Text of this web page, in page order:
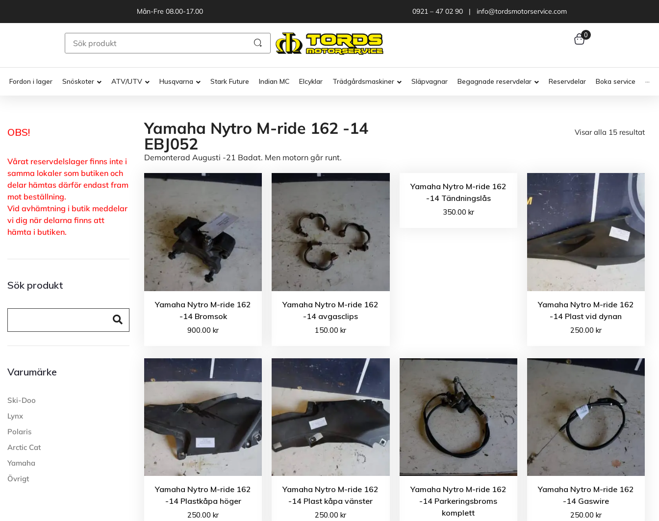
Mån-Fre 08.00-17.00 0921 – 47 02 90 | info@tordsmotorservice.com
0
Fordon i lager Snöskoter ATV/UTV Husqvarna Stark Future Indian MC Elcyklar Trädgårdsmaskiner Släpvagnar Begagnade reservdelar Reservdelar Boka service ···
OBS!
Vårat reservdelslager finns inte i
samma lokaler som butiken och
delar hämtas därför endast fram
mot beställning.
Vid avhämtning i butik meddelar
vi dig när delarna finns att
hämta i butiken.
Sök produkt
Varumärke
Ski-Doo
Lynx
Polaris
Arctic Cat
Yamaha
Övrigt
Yamaha Nytro M-ride 162 -14
EBJ052
Visar alla 15 resultat
Demonterad Augusti -21 Badat. Men motorn går runt.
Yamaha Nytro M-ride 162
-14 Bromsok
900.00kr
Yamaha Nytro M-ride 162
-14 avgasclips
150.00kr
Yamaha Nytro M-ride 162
-14 Tändningslås
350.00 kr
Yamaha Nytro M-ride 162
-14 Plast vid dynan
250.00 kr
Yamaha Nytro M-ride 162
-14 Plastkåpa höger
250.00kr
Yamaha Nytro M-ride 162
-14 Plast kåpa vänster
250.00kr
Yamaha Nytro M-ride 162
-14 Parkeringsbroms
komplett
Yamaha Nytro M-ride 162
-14 Gaswire
250.00 kr